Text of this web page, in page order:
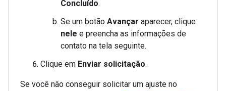
Concluído.
Se um botão Avançar aparecer, clique
nele e preencha as informações de
contato na tela seguinte.
Clique em Enviar solicitação.
Se você não conseguir solicitar um ajuste no